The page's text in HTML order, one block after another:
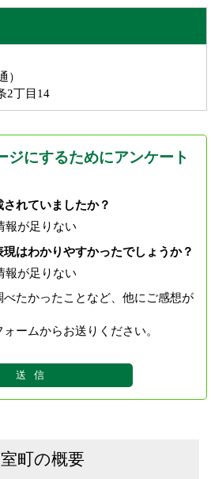
2丁目14
ジにするためにアンケート
れていましたか？
報が足りない
はわかりやすかったでしょうか？
報が足りない
たかったことなど、他にご感想が
ームからお送りください。
町の概要